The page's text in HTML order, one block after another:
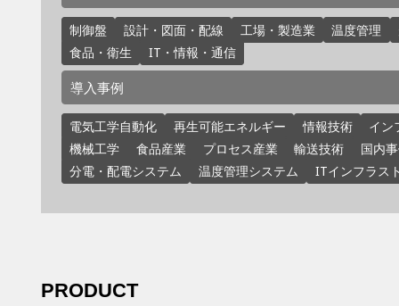
制御盤 設計・図面・配線 工場・製造業 温度管理
食品・衛生
IT・情報・通信
導入事例
電気工学自動化 再生可能エネルギー 情報技術
イン
機械工学
食品産業 プロセス産業 輸送技術
国内
分電・配電システム
温度管理システム ITインフラス
PRODUCT